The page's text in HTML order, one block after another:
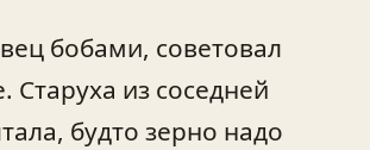
бобами, советовал
Старуха из соседней
будто зерно надо